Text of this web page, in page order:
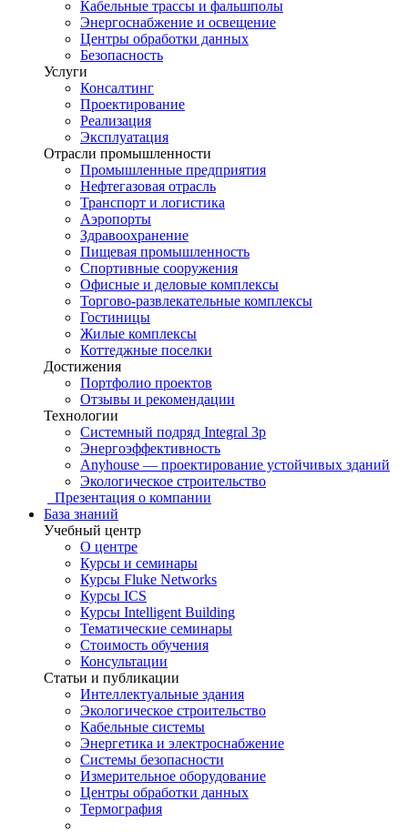
Кабельные трассы и фальшполы
Энергоснабжение и освещение
Центры обработки данных
Безопасность
Услуги
Консалтинг
Проектирование
Реализация
Эксплуатация
Отрасли промышленности
Промышленные предприятия
Нефтегазовая отрасль
Транспорт и логистика
Аэропорты
Здравоохранение
Пищевая промышленность
Спортивные сооружения
Офисные и деловые комплексы
Торгово-развлекательные комплексы
Гостиницы
Жилые комплексы
Коттеджные поселки
Достижения
Портфолио проектов
Отзывы и рекомендации
Технологии
Системный подряд Integral 3p
Энергоэффективность
Anyhouse — проектирование устойчивых зданий
Экологическое строительство
Презентация о компании
База знаний
Учебный центр
О центре
Курсы и семинары
Курсы Fluke Networks
Курсы ICS
Курсы Intelligent Building
Тематические семинары
Стоимость обучения
Консультации
Статьи и публикации
Интеллектуальные здания
Экологическое строительство
Кабельные системы
Энергетика и электроснабжение
Системы безопасности
Измерительное оборудование
Центры обработки данных
Термография